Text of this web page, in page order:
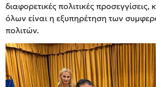
διαφορετικές πολιτικές προσεγγίσεις,
όλων είναι η εξυπηρέτηση των
πολιτών.